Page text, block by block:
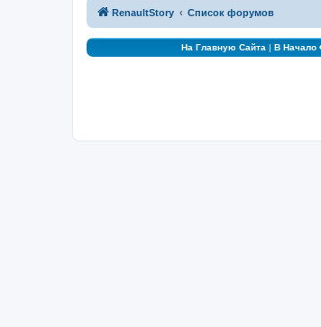
RenaultStory Список форумов
На Главную Сайта | В Начало